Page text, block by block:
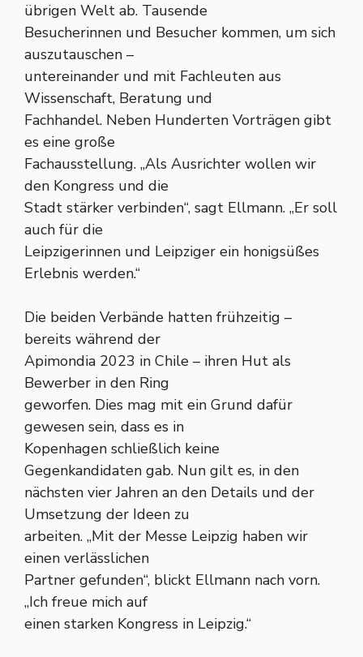
übrigen Welt ab. Tausende
Besucherinnen und Besucher kommen, um sich
auszutauschen –
untereinander und mit Fachleuten aus
Wissenschaft, Beratung und
Fachhandel. Neben Hunderten Vorträgen gibt
es eine große
Fachausstellung. „Als Ausrichter wollen wir
den Kongress und die
Stadt stärker verbinden“, sagt Ellmann. „Er soll
auch für die
Leipzigerinnen und Leipziger ein honigsüßes
Erlebnis werden.“
Die beiden Verbände hatten frühzeitig –
bereits während der
Apimondia 2023 in Chile – ihren Hut als
Bewerber in den Ring
geworfen. Dies mag mit ein Grund dafür
gewesen sein, dass es in
Kopenhagen schließlich keine
Gegenkandidaten gab. Nun gilt es, in den
nächsten vier Jahren an den Details und der
Umsetzung der Ideen zu
arbeiten. „Mit der Messe Leipzig haben wir
einen verlässlichen
Partner gefunden“, blickt Ellmann nach vorn.
„Ich freue mich auf
einen starken Kongress in Leipzig.“